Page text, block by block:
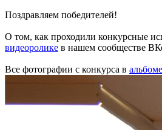
Поздравляем победителей!
О том, как проходили конкурсные
видеоролике в нашем сообществе
Все фотографии с конкурса в альбоме